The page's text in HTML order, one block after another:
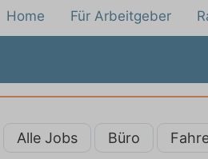
Home Für Arbeitgeber
Alle Jobs Büro